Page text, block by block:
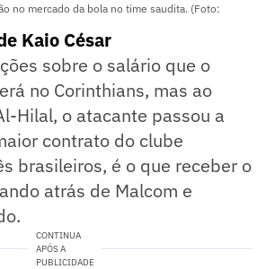
no mercado da bola no time saudita. (Foto:
Kaio César
sobre o salário que o
no Corinthians, mas ao
Hilal, o atacante passou a
contrato do clube
brasileiros, é o que receber o
atrás de Malcom e
CONTINUA
APÓS A
PUBLICIDADE